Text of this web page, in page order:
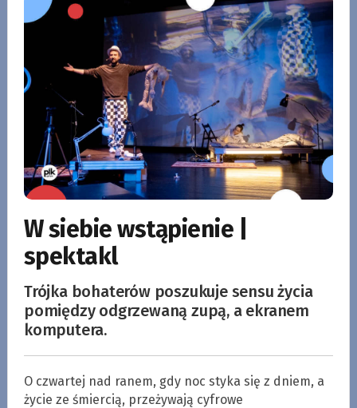
W siebie wstąpienie |
spektakl
Trójka bohaterów poszukuje sensu życia
pomiędzy odgrzewaną zupą, a ekranem
komputera.
O czwartej nad ranem, gdy noc styka się z dniem, a
życie ze śmiercią, przeżywają cyfrowe